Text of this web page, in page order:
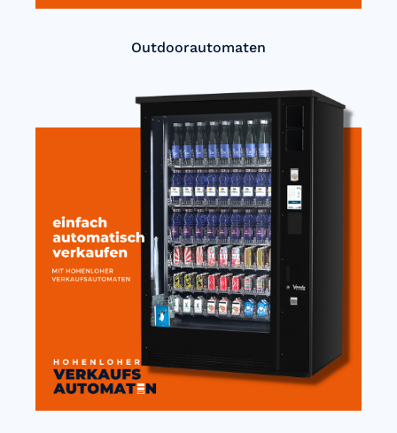
Outdoorautomaten